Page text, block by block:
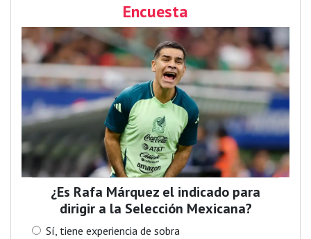
Encuesta
¿Es Rafa Márquez el indicado para
dirigir a la Selección Mexicana?
Sí, tiene experiencia de sobra